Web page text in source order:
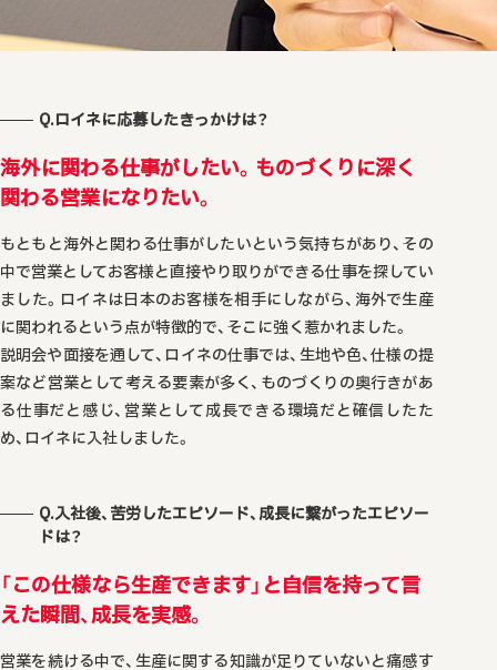
Q.ロイネに応募したきっかけは？
海外に関わる仕事がしたい。ものづくりに深く
関わる営業になりたい。
もともと海外と関わる仕事がしたいという気持ちがあり、その
中で営業としてお客様と直接やり取りができる仕事を探してい
ました。ロイネは日本のお客様を相手にしながら、海外で生産
に関われるという点が特徴的で、そこに強く惹かれました。
説明会や面接を通して、ロイネの仕事では、生地や色、仕様の提
案など営業として考える要素が多く、ものづくりの奥行きがあ
る仕事だと感じ、営業として成長できる環境だと確信したた
め、ロイネに入社しました。
Q.入社後、苦労したエピソード、成長に繋がったエピソー
ドは？
「この仕様なら生産できます」と自信を持って言
えた瞬間、成長を実感。
営業を続ける中で、生産に関する知識が足りていないと痛感す